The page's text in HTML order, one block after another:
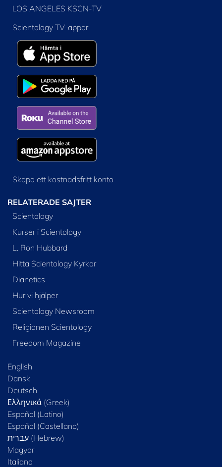
LOS ANGELES KSCN-TV
Scientology TV-appar
Skapa ett kostnadsfritt konto
RELATERADE SAJTER
Scientology
Kurser i Scientology
L. Ron Hubbard
Hitta Scientology Kyrkor
Dianetics
Hur vi hjälper
Scientology Newsroom
Religionen Scientology
Freedom Magazine
English
Dansk
Deutsch
Ελληνικά (Greek)
Español (Latino)
Español (Castellano)
Magyar
Italiano